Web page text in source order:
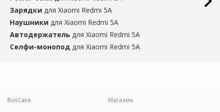
Зарядки для Xiaomi Redmi 5A
Наушники для Xiaomi Redmi 5A
Автодержатель для Xiaomi Redmi 5A
Селфи-монопод для Xiaomi Redmi 5A
RosCase Магазин